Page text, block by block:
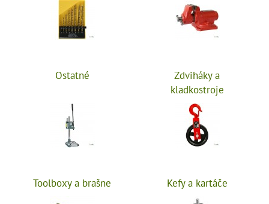
Ostatné
Zdviháky a
kladkostroje
Toolboxy a brašne Kefy a kartáče